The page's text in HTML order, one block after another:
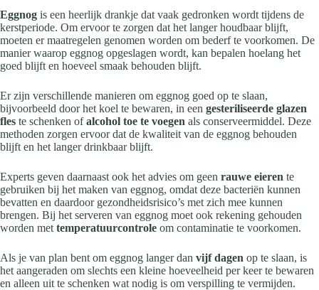
Eggnog is een heerlijk drankje dat vaak gedronken wordt tijdens de
kerstperiode. Om ervoor te zorgen dat het langer houdbaar blijft,
moeten er maatregelen genomen worden om bederf te voorkomen. De
manier waarop eggnog opgeslagen wordt, kan bepalen hoelang het
goed blijft en hoeveel smaak behouden blijft.
Er zijn verschillende manieren om eggnog goed op te slaan,
bijvoorbeeld door het koel te bewaren, in een gesteriliseerde glazen
fles te schenken ofalcohol toe te voegen als conserveermiddel. Deze
methoden zorgen ervoor dat de kwaliteit van de eggnog behouden
blijft en het langer drinkbaar blijft.
Experts geven daarnaast ook het advies om geen rauwe eieren te
gebruiken bij het maken van eggnog, omdat deze bacteriën kunnen
bevatten en daardoor gezondheidsrisico’s met zich mee kunnen
brengen. Bij het serveren van eggnog moet ook rekening gehouden
worden met temperatuurcontrole om contaminatie te voorkomen.
Als je van plan bent om eggnog langer dan vijf dagen op te slaan, is
het aangeraden om slechts een kleine hoeveelheid per keer te bewaren
en alleen uit te schenken wat nodig is om verspilling te vermijden.